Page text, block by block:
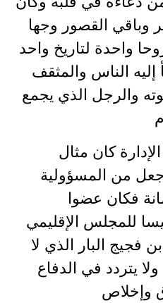
وباقي القصور وجها
واحدة لتاريخ واحد
إليه الناس والمثقف
والرجل الذي يجمع
كان مثال
جعل من المسؤولية
فكان عضوا
للمجلس الإقليمي
فجيج البار الذي لا
يتردد في الدفاع
وإخلاص